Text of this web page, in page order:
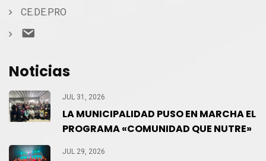
CE.DE.PRO
Noticias
JUL 31, 2026
LA MUNICIPALIDAD PUSO EN MARCHA EL
PROGRAMA «COMUNIDAD QUE NUTRE»
JUL 29, 2026